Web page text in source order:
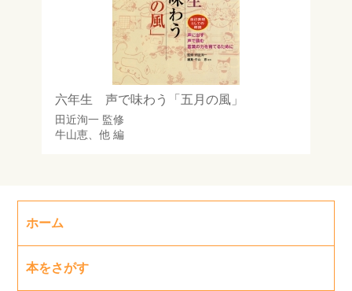
六年生 声で味わう「五月の風」
田近洵一監修
牛山恵、他 編
ホーム
本をさがす